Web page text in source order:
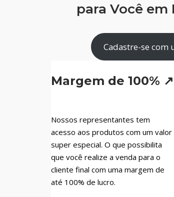
para Você em
Cadastre-se com
Margem de 100% ↗
Nossos representantes tem
acesso aos produtos com um valor
super especial. O que possibilita
que você realize a venda para o
cliente final com uma margem de
até 100% de lucro.